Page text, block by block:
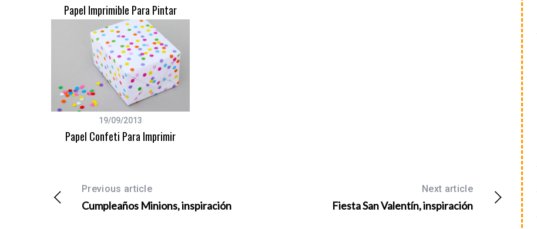
Papel Imprimible Para Pintar
19/09/2013
Papel Confeti Para Imprimir
Previous article
Cumpleaños Minions, inspiración
Next article
Fiesta San Valentín, inspiración